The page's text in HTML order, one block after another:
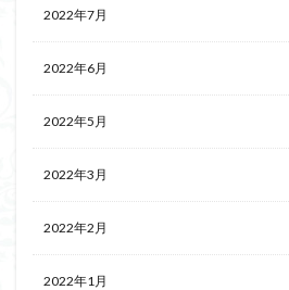
2022年7月
2022年6月
2022年5月
2022年3月
2022年2月
2022年1月